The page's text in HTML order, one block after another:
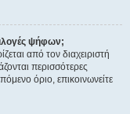
ψήφων;
από τον διαχειριστή
περισσότερες
όριο, επικοινωνείτε